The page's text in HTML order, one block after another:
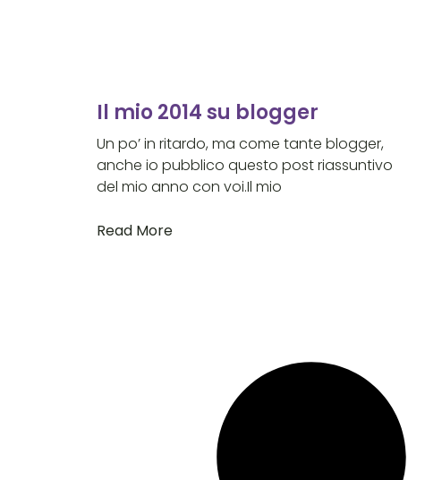
Il mio 2014 su blogger
Un po’ in ritardo, ma come tante blogger,
anche io pubblico questo post riassuntivo
del mio anno con voi.Il mio
Read More